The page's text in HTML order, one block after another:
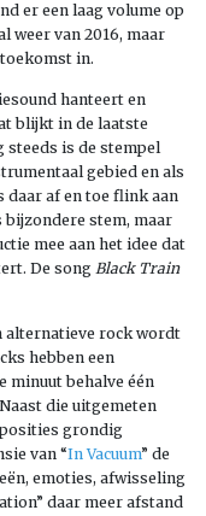
er een laag volume op
weer van 2016, maar
toekomst in.
hanteert en
blijkt in de laatste
steeds is de stempel
gebied en als
daar af en toe flink aan
bijzondere stem, maar
mee aan het idee dat
De song Black Train
alternatieve rock wordt
hebben een
minuut behalve één
die uitgemeten
grondig
van “In Vacuum” de
emoties, afwisseling
daar meer afstand